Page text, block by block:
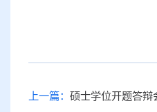
上一篇： 硕士学位开题答辩